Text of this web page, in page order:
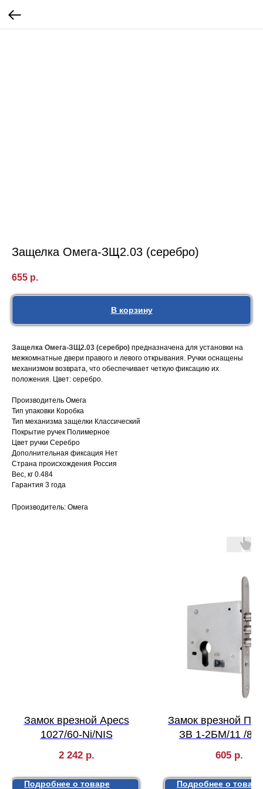
Защелка Омега-ЗЩ2.03 (серебро)
655 р.
В корзину
Защелка Омега-ЗЩ2.03 (серебро) предназначена для установки на
межкомнатные двери правого и левого открывания. Ручки оснащены
механизмом возврата, что обеспечивает четкую фиксацию их
положения. Цвет: серебро.
Производитель Омега
Тип упаковки Коробка
Тип механизма защелки Классический
Покрытие ручек Полимерное
Цвет ручки Серебро
Дополнительная фиксация Нет
Страна происхождения Россия
Вес, кг 0.484
Гарантия 3 года
Производитель: Омега
Замок врезной Apecs
1027/60-Ni/NIS
2 242 р.
Подробнее о товаре
Замок врезной
ЗВ 1-2БМ/11 /
605 р.
Подробнее о товаре